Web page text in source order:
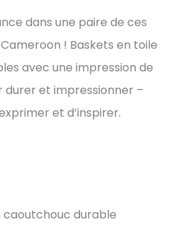
dans une paire de ces
! Baskets en toile
avec une impression de
durer et impressionner –
et d’inspirer.
caoutchouc durable